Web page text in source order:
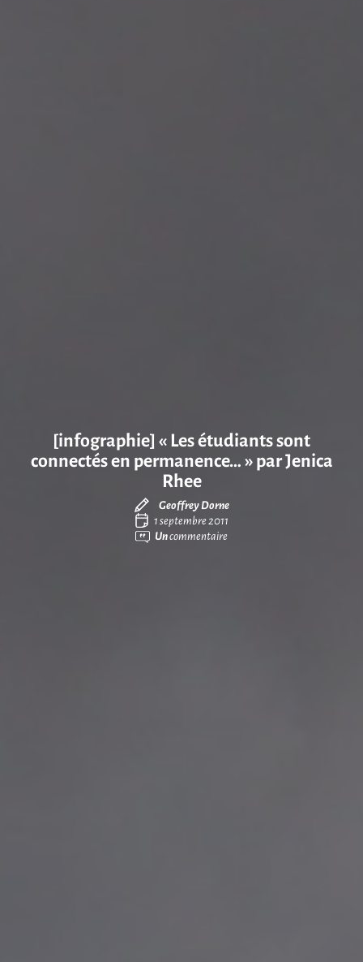
[infographie] « Les étudiants sont
connectés en permanence… » par Jenica
Rhee
Geoffrey Dorne
1 septembre 2011
Uncommentaire